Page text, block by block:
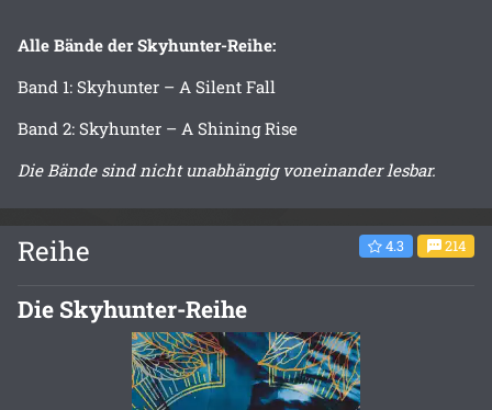
Alle Bände der Skyhunter-Reihe:
Band 1: Skyhunter – A Silent Fall
Band 2: Skyhunter – A Shining Rise
Die Bände sind nicht unabhängig voneinander lesbar.
Reihe 4.3 214
Die Skyhunter-Reihe